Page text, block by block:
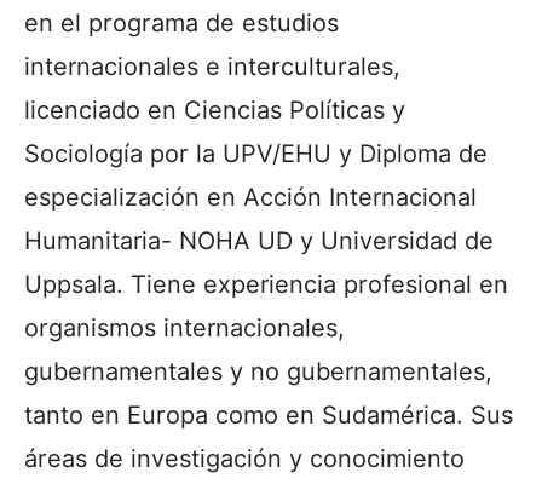
en el programa de estudios
internacionales e interculturales,
licenciado en Ciencias Políticas y
Sociología por la UPV/EHU y Diploma de
especialización en Acción Internacional
Humanitaria- NOHA UD y Universidad de
Uppsala. Tiene experiencia profesional en
organismos internacionales,
gubernamentales y no gubernamentales,
tanto en Europa como en Sudamérica. Sus
áreas de investigación y conocimiento